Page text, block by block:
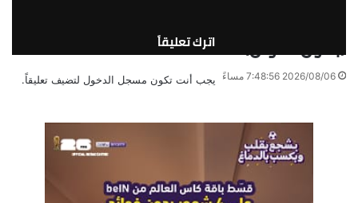
(بدون عنوان)
2026/08/06 7:48:56 مساءً
اترك تعليقاً
يجب أنت تكون مسجل الدخول لتضيف تعليقاً.